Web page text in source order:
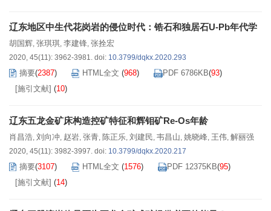
辽东地区中生代花岗岩的侵位时代：锆石和独居石U-Pb年代学
胡国辉, 张琪琪, 李建锋, 张拴宏
2020, 45(11): 3962-3981. doi: 10.3799/dqkx.2020.293
摘要(2387) HTML全文 (968) PDF 6786KB(93)
[施引文献] (10)
辽东五龙金矿床构造控矿特征和辉钼矿Re-Os年龄
肖昌浩, 刘向冲, 赵岩, 张青, 陈正乐, 刘建民, 韦昌山, 姚晓峰, 王伟, 解丽强
2020, 45(11): 3982-3997. doi: 10.3799/dqkx.2020.217
摘要(3107) HTML全文 (1576) PDF 12375KB(95)
[施引文献] (14)